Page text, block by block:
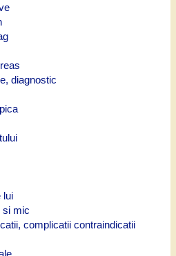
diagnostic
lui
si mic
complicatii contraindicatii